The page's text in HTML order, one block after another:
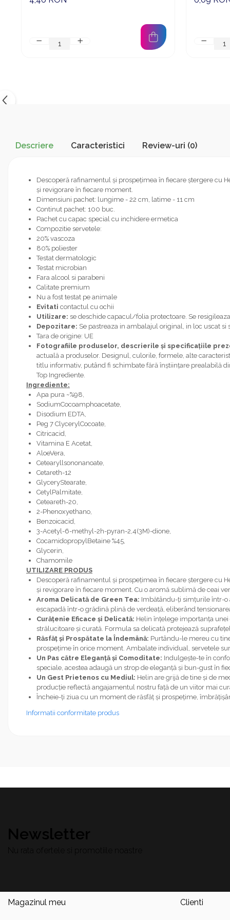
Taietoare manuale
Descriere Caracteristici Review-uri (0)
Descoperă rafinamentul și prospețimea în fiecare ștergere cu
și revigorare în fiecare moment.
Dimensiuni pachet: lungime - 22 cm, latime - 11 cm
Continut pachet: 100 buc.
Pachet cu capac special cu inchidere ermetica
Compozitie servetele:
20% vascoza
80% poliester
Testat dermatologic
Testat microbian
Fara alcool si parabeni
Calitate premium
Nu a fost testat pe animale
Evitati contactul cu ochii
Utilizare: se deschide capacul/folia protectoare. Se
Depozitare: Se pastreaza in ambalajul original, in loc uscat
Tara de origine: UE
Fotografiile produselor, descrierile și specificațiile
actuală a produselor. Designul, culorile, formele, alte
titlu informativ, putând fi schimbate fără înștiințare prealabilă
Top Ingrediente.
Ingrediente:
Apa pura ~%98,
SodiumCocoamphoacetate,
Disodium EDTA,
Peg 7 ClycerylCocoate,
Citricacid,
Vitamina E Acetat,
AloeVera,
Cetearyllsononanoate,
Cetareth-12
GlyceryStearate,
CetylPalmitate,
Ceteareth-20,
2-Phenoxyethano,
Benzoicacid,
3-Acetyl-6-methyl-2h-pyran-2,4(3M)-dione,
CocamidopropylBetaine %45,
Glycerin,
Chamomile
UTILIZARE PRODUS
Descoperă rafinamentul și prospețimea în fiecare ștergere cu
și revigorare în fiecare moment. Cu o aromă sublimă de ceai
Aroma Delicată de Green Tea: Imbătându-ți simțurile într-o
escapadă într-o grădină plină de verdeață, eliberând
Curățenie Eficace și Delicată: Helin înțelege importanța
strălucitoare și curată. Formula sa delicată protejează
Răsfăț și Prospătate la Îndemână: Purtându-le mereu cu
prospețime în orice moment. Ambalate individual, servetele
Un Pas către Eleganță și Comoditate: Indulgește-te în
speciale, acestea adaugă un strop de eleganță și bun-gust în
Un Gest Prietenos cu Mediul: Helin are grijă de tine și de
producție reflectă angajamentul nostru față de un viitor mai
Încheie-ți ziua cu un moment de răsfăț și prospețime,
Informatii conformitate produs
Newsletter
Magazinul meu Clienti